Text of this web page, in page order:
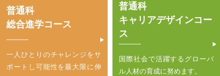
普通科
総合進学コース
一人ひとりのチャレンジをサ
ポートし可能性を最大限に伸
普通科
キャリアデザインコー
ス
国際社会で活躍する グローバ
ル人材の育成に努めます。